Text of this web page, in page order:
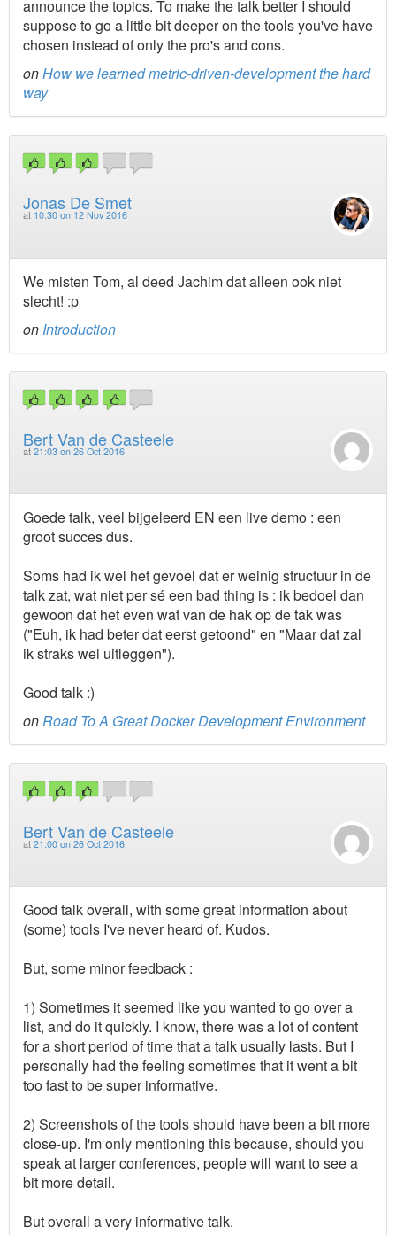
announce the topics. To make the talk better I should
suppose to go a little bit deeper on the tools you've have
chosen instead of only the pro's and cons.
onHow we learned metric-driven-development the hard
way
Jonas De Smet
at 10:30 on 12 Nov 2016
We misten Tom, al deed Jachim dat alleen ook niet
slecht! :p
on Introduction
Bert Van de Casteele
at 21:03 on 26 Oct 2016
Goede talk, veel bijgeleerd EN een live demo : een
groot succes dus.
Soms had ik wel het gevoel dat er weinig structuur in de
talk zat, wat niet per sé een bad thing is : ik bedoel dan
gewoon dat het even wat van de hak op de tak was
("Euh, ik had beter dat eerst getoond" en "Maar dat zal
ik straks wel uitleggen").
Good talk :)
onRoad To A Great Docker Development Environment
Bert Van de Casteele
at 21:00 on 26 Oct 2016
Good talk overall, with some great information about
(some) tools I've never heard of. Kudos.
But, some minor feedback :
1) Sometimes it seemed like you wanted to go over a
list, and do it quickly. I know, there was a lot of content
for a short period of time that a talk usually lasts. But I
personally had the feeling sometimes that it went a bit
too fast to be super informative.
2) Screenshots of the tools should have been a bit more
close-up. I'm only mentioning this because, should you
speak at larger conferences, people will want to see a
bit more detail.
But overall a very informative talk.